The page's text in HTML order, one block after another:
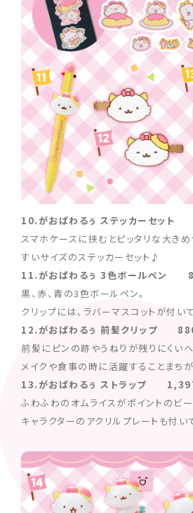
10.がおぱわるぅ ステッカーセッ
スマホケースに挟むとピッタリな大き
すいサイズのステッカーセット♪
11.がおぱわるぅ 3色ボールペン
黒、赤、青の3色ボールペン。
クリップには、ラバーマスコットが付い
12.がおぱわるぅ 前髪クリップ
前髪にピンの跡やうねりが残りにくいヘ
メイクや食事の時に活躍することまち
13.がおぱわるぅ ストラップ
ふわふわのオムライスがポイントのビー
キャラクターのアクリルプレートも付い